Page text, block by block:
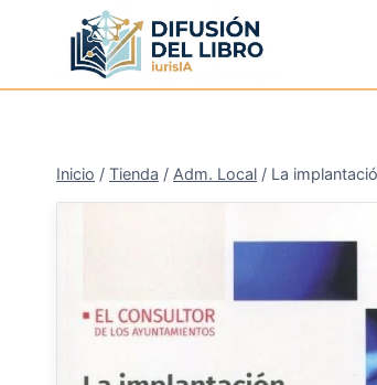
contenido
Inicio / Tienda / Adm. Local / La